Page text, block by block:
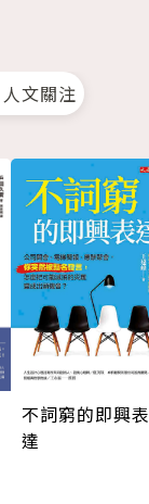
人文關注
不詞窮的即興表
達